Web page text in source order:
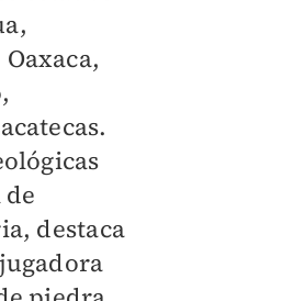
destaca